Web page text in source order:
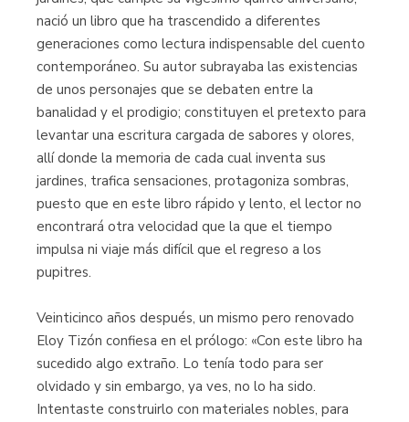
nació un libro que ha trascendido a diferentes
generaciones como lectura indispensable del cuento
contemporáneo. Su autor subrayaba las existencias
de unos personajes que se debaten entre la
banalidad y el prodigio; constituyen el pretexto para
levantar una escritura cargada de sabores y olores,
allí donde la memoria de cada cual inventa sus
jardines, trafica sensaciones, protagoniza sombras,
puesto que en este libro rápido y lento, el lector no
encontrará otra velocidad que la que el tiempo
impulsa ni viaje más difícil que el regreso a los
pupitres.
Veinticinco años después, un mismo pero renovado
Eloy Tizón confiesa en el prólogo: «Con este libro ha
sucedido algo extraño. Lo tenía todo para ser
olvidado y sin embargo, ya ves, no lo ha sido.
Intentaste construirlo con materiales nobles, para